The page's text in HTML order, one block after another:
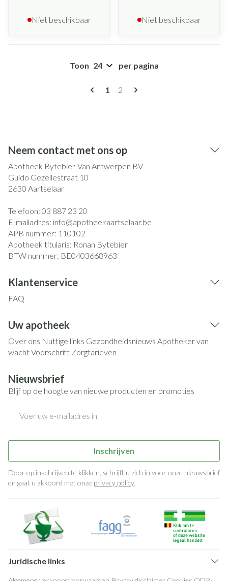
Niet beschikbaar Niet beschikbaar
Pagina's
U lees momenteel pagina
1 Pagina
2
Toon per pagina
Neem contact met ons op
Apotheek Bytebier-Van Antwerpen BV
Guido Gezellestraat 10
2630 Aartselaar
Telefoon: 03 887 23 20
E-mailadres: info@apotheekaartselaar.be
APB nummer: 110102
Apotheek titularis: Ronan Bytebier
BTW nummer: BE0403668963
Klantenservice
FAQ
Uw apotheek
Over ons Nuttige links Gezondheidsnieuws Apotheker van
wachtVoorschrift Zorgtarieven
Nieuwsbrief
Blijf op de hoogte van nieuwe producten en promoties
Inschrijven
Door op inschrijven te klikken, schrijft u zich in voor onze nieuwsbrief
en gaat u akkoord met onze privacy policy.
Juridische links